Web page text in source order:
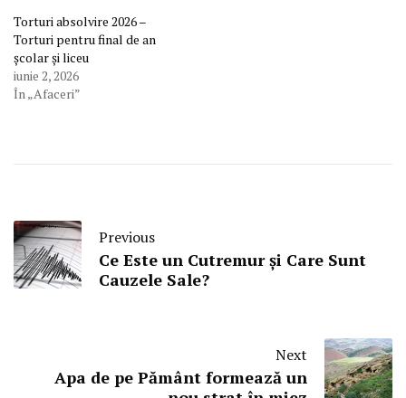
Torturi absolvire 2026 –
Torturi pentru final de an
școlar și liceu
iunie 2, 2026
În „Afaceri”
Previous
Ce Este un Cutremur și Care Sunt
Cauzele Sale?
Next
Apa de pe Pământ formează un